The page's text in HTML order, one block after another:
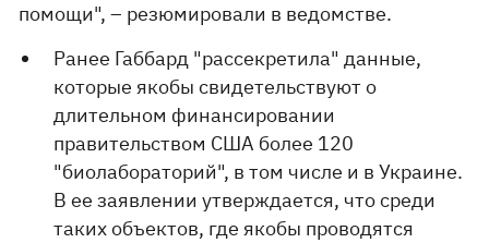
помощи", – резюмировали в ведомстве.
Ранее Габбард "рассекретила" данные,
которые якобы свидетельствуют о
длительном финансировании
правительством США более 120
"биолабораторий", в том числе и в Украине.
В ее заявлении утверждается, что среди
таких объектов, где якобы проводятся